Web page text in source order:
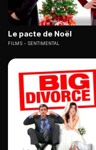
Le pacte de Noël
FILMS SENTIMENTAL